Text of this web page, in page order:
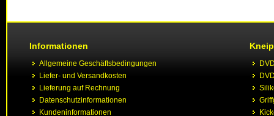
Informationen
Allgemeine Geschäftsbedingungen
Liefer- und Versandkosten
Lieferung auf Rechnung
Datenschutzinformationen
Kundeninformationen